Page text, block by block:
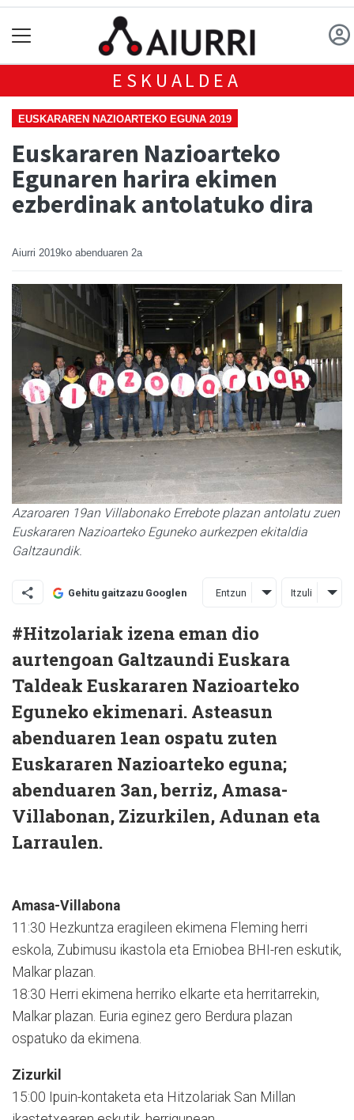
ESKUALDEA
EUSKARAREN NAZIOARTEKO EGUNA 2019
Euskararen Nazioarteko
Egunaren harira ekimen
ezberdinak antolatuko dira
Aiurri 2019ko abenduaren 2a
Azaroaren 19an Villabonako Errebote plazan antolatu zuen
Euskararen Nazioarteko Eguneko aurkezpen ekitaldia
Galtzaundik.
Gehitu gaitzazu Googlen Entzun Itzuli
#Hitzolariak izena eman dio
aurtengoan Galtzaundi Euskara
Taldeak Euskararen Nazioarteko
Eguneko ekimenari. Asteasun
abenduaren 1ean ospatu zuten
Euskararen Nazioarteko eguna;
abenduaren 3an, berriz, Amasa-
Villabonan, Zizurkilen, Adunan eta
Larraulen.
Amasa-Villabona
11:30 Hezkuntza eragileen ekimena Fleming herri
eskola, Zubimusu ikastola eta Erniobea BHI-ren eskutik,
Malkar plazan.
18:30 Herri ekimena herriko elkarte eta herritarrekin,
Malkar plazan. Euria eginez gero Berdura plazan
ospatuko da ekimena.
Zizurkil
15:00 Ipuin-kontaketa eta Hitzolariak San Millan